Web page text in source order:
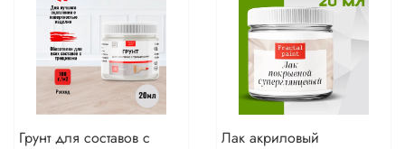
Грунт для составов с
Лак акриловый